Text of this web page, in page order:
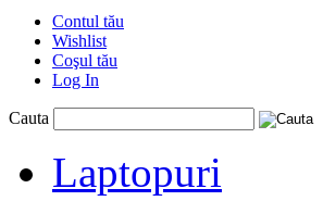
Contul tău
Wishlist
Coşul tău
Log In
Cauta
Laptopuri